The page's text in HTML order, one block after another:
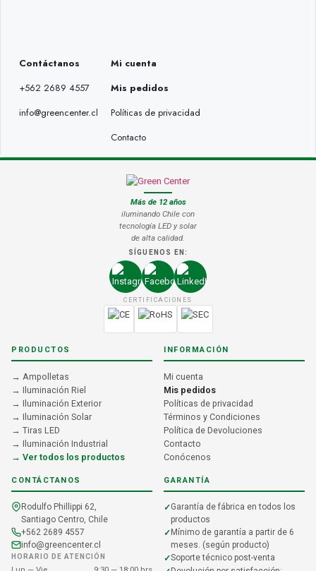
Contáctanos
+562 2689 4557
info@greencenter.cl
Mi cuenta
Mis pedidos
Políticas de privacidad
Contacto
Más de 12 años
iluminando Chile con
tecnología LED y solar
de alta calidad.
SÍGUENOS EN:
CERTIFICACIONES
PRODUCTOS
→ Ampolletas
→ Iluminación Riel
→ Iluminación Exterior
→ Iluminación Solar
→ Tiras LED
→ Iluminación Industrial
→ Ver todos los productos
INFORMACIÓN
Mi cuenta
Mis pedidos
Políticas de privacidad
Términos y Condiciones
Política de Devoluciones
Contacto
Conócenos
CONTÁCTANOS
Rodulfo Phillippi 62,
Santiago Centro, Chile
+562 2689 4557
info@greencenter.cl
HORARIO DE ATENCIÓN
GARANTÍA
Garantía de fábrica en todos los
productos
Mínimo de garantía a partir de 6
meses. (según producto)
Soporte técnico post-venta